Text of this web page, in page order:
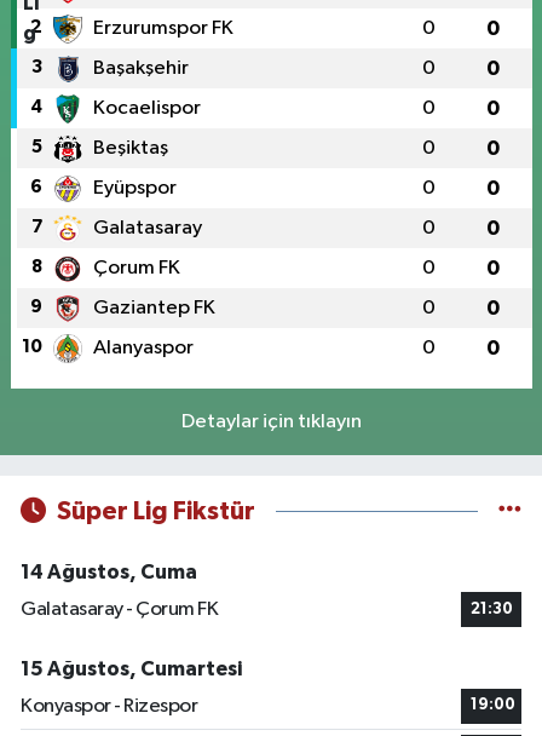
2 Erzurumspor FK 0 0
3 Başakşehir 0 0
4 Kocaelispor 0 0
5 Beşiktaş 0 0
6 Eyüpspor 0 0
7 Galatasaray 0 0
8 Çorum FK 0 0
9 Gaziantep FK 0 0
10 Alanyaspor 0 0
Detaylar için tıklayın
Süper Lig Fikstür
14 Ağustos, Cuma
Galatasaray - Çorum FK
21:30
15 Ağustos, Cumartesi
Konyaspor - Rizespor
19:00